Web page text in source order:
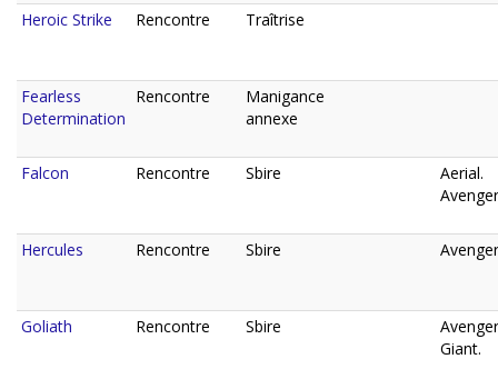
Heroic Strike Rencontre Traîtrise
Fearless
Determination
Rencontre
Manigance
annexe
Falcon Rencontre Sbire
Aerial.
Hercules Rencontre Sbire
Goliath Rencontre Sbire
Giant.